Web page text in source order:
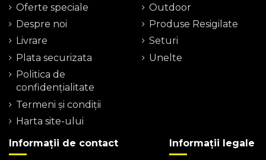
Oferte speciale
Despre noi
Livrare
Plata securizata
Politica de
confidențialitate
Termeni şi condiţii
Harta site-ului
Outdoor
Produse Resigilate
Seturi
Unelte
Informații de contact Informații legale